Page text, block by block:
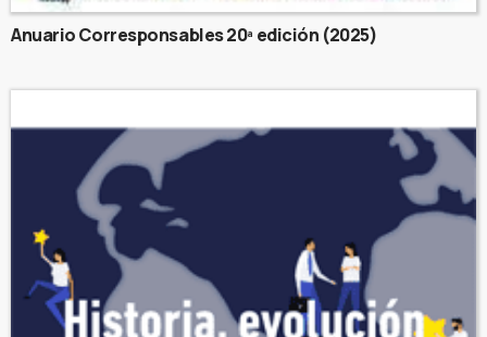
Anuario Corresponsables 20ª edición (2025)